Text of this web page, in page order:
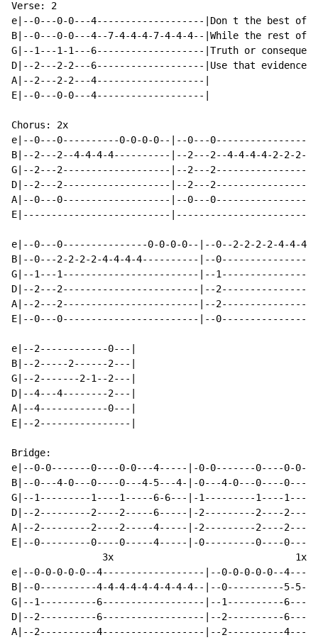
Verse: 2
e|--0---0-0---4-------------------|Don t the best of
B|--0---0-0---4--7-4-4-4-7-4-4-4--|While the rest of
G|--1---1-1---6-------------------|Truth or
D|--2---2-2---6-------------------|Use that evidence
A|--2---2-2---4-------------------|
E|--0---0-0---4-------------------|
Chorus: 2x
e|--0---0----------0-0-0-0--|--0---0-------------------
B|--2---2--4-4-4-4----------|--2---2--4-4-4-4-2-2-2-2--
G|--2---2-------------------|--2---2-------------------
D|--2---2-------------------|--2---2-------------------
A|--0---0-------------------|--0---
E|--------------------------
e|--0---0---------------0-0-0-0--|--0--2-2-2-2-4-4-
B|--0---2-2-2-2-4-4-4-4----------|--
G|--1---1------------------------|--
D|--2---2------------------------|--
A|--2---2------------------------|--
E|--0---0------------------------|--
e|--2------------0---|
B|--2-----2------2---|
G|--2-------2-1--2---|
D|--4---4--------2---|
A|--4------------0---|
E|--2----------------|
Bridge:
e|--0-0-------0----0-0---4-----|-0-0-------0----0-
B|--0---4-0---0----0---4-5---4-|-0---4-0---0----0---
G|--1---------1----1-----6-6---|-1---------1----
D|--2---------2----2-----6-----|-2---------2----
A|--2---------2----2-----4-----|-2---------2----
E|--0---------0----0-----4-----|-0---------0----
                3x                                1x
e|--0-0-0-0-0--4------------------|--0-0-0-0-0--
B|--0----------4-4-4-4-4-4-4-4-4--|--0----------5-5-
G|--1----------6------------------|--1----------
D|--2----------6------------------|--2----------
A|--2----------4------------------|--2----------